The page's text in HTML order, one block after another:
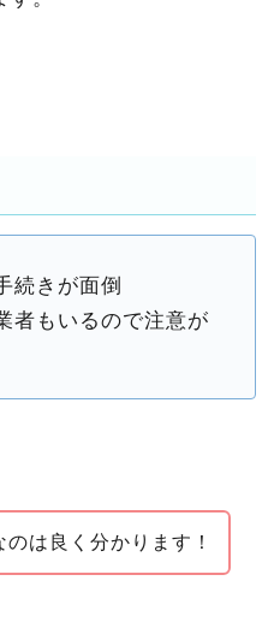
続きが面倒
者もいるので注意が
は良く分かります！